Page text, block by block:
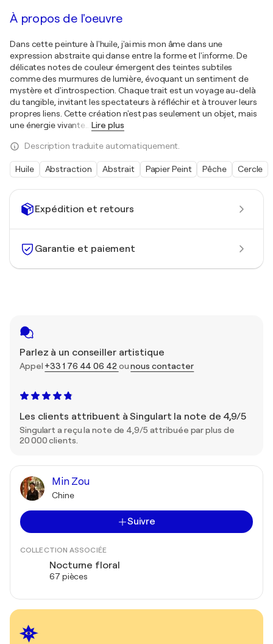
Expédition et retours
Garantie et paiement
Parlez à un conseiller artistique
Appel +33 1 76 44 06 42 ounous contacter
Les clients attribuent à Singulart la note de 4,9/5
Singulart a reçu la note de 4,9/5 attribuée par plus de
20 000 clients.
Min Zou
Chine
Suivre
COLLECTION ASSOCIÉE
Nocturne floral
67 pièces
À propos de l'oeuvre
Dans cette peinture à l'huile, j'ai mis mon âme dans une
expression abstraite qui danse entre la forme et l'informe. De
délicates notes de couleur émergent des teintes subtiles
comme des murmures de lumière, évoquant un sentiment de
mystère et d'introspection. Chaque trait est un voyage au-delà
du tangible, invitant les spectateurs à réfléchir et à trouver leurs
propres liens. Cette création n'est pas seulement un objet, mais
une énergie vivante
Lire plus
Description traduite automatiquement.
Huile Abstraction Abstrait Papier Peint Pêche Cercle